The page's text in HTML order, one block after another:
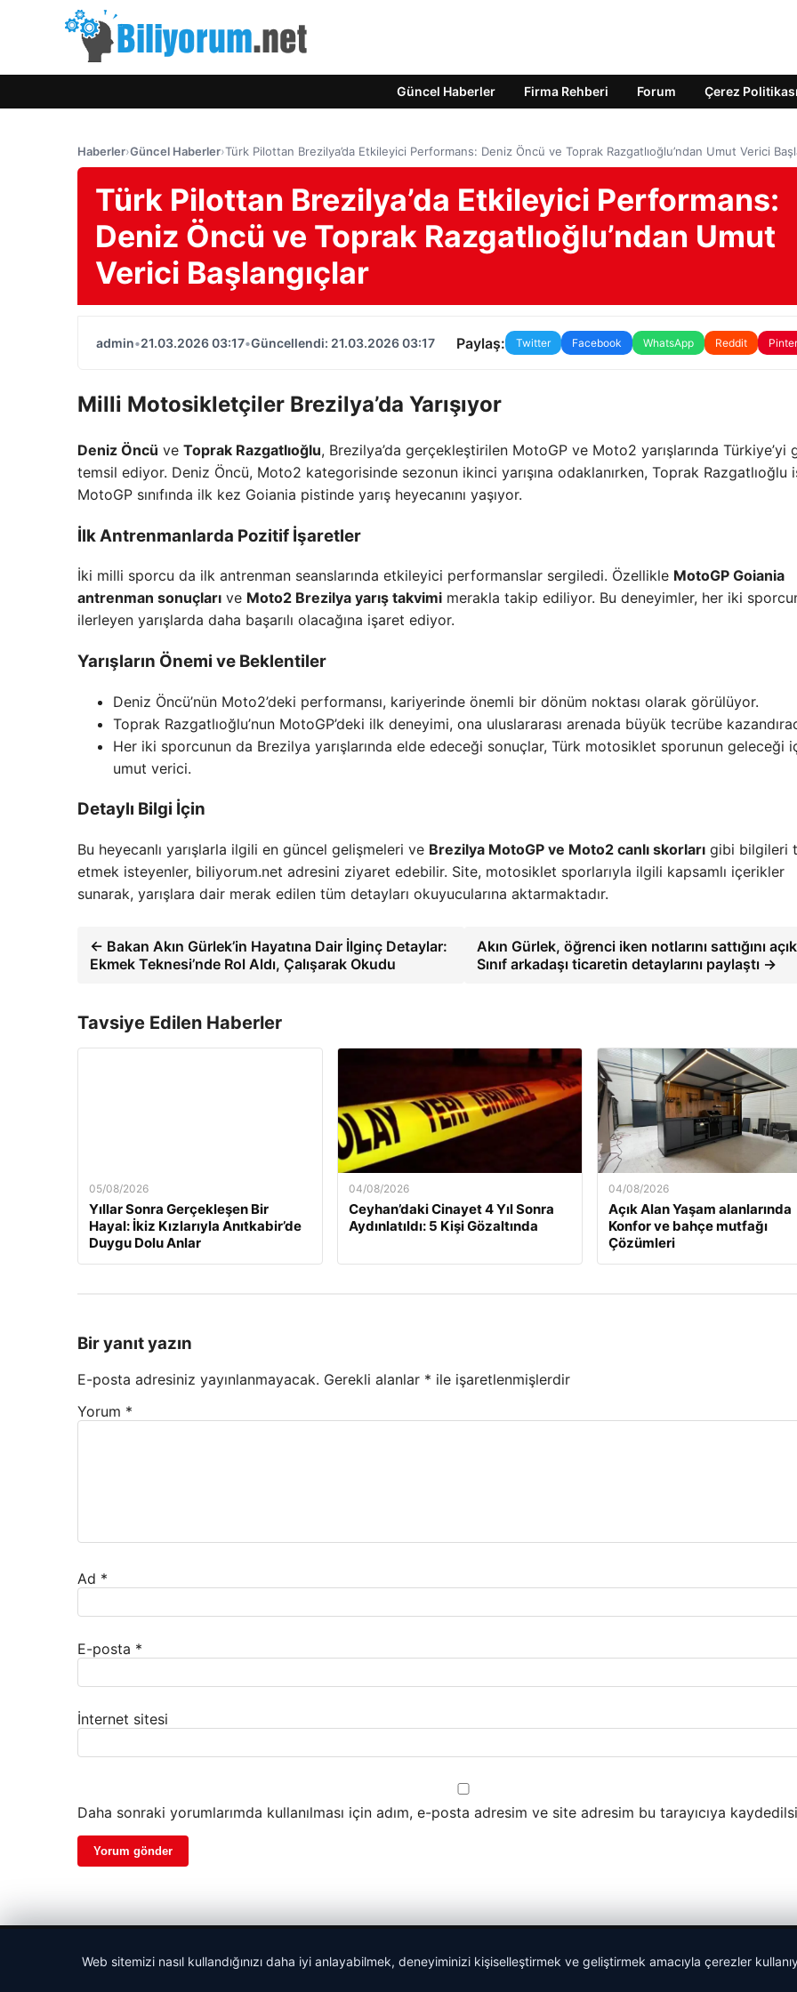
Güncel Haberler Firma Rehberi Forum Çerez Politikası
Haberler›Güncel Haberler›Türk Pilottan Brezilya’da Etkileyici Performans: Deniz Öncü ve Toprak Razgatlıoğlu’ndan Umut Verici
Türk Pilottan Brezilya’da Etkileyici Performans:
Deniz Öncü ve Toprak Razgatlıoğlu’ndan Umut
Verici Başlangıçlar
admin•21.03.2026 03:17•Güncellendi: 21.03.2026 03:17 Paylaş: Twitter Facebook WhatsApp Reddit
Milli Motosikletçiler Brezilya’da Yarışıyor
Deniz Öncü ve Toprak Razgatlıoğlu, Brezilya’da gerçekleştirilen MotoGP ve Moto2 yarışlarında Türkiye’yi
temsil ediyor. Deniz Öncü, Moto2 kategorisinde sezonun ikinci yarışına odaklanırken, Toprak Razgatlıoğlu
MotoGP sınıfında ilk kez Goiania pistinde yarış heyecanını yaşıyor.
İlk Antrenmanlarda Pozitif İşaretler
İki milli sporcu da ilk antrenman seanslarında etkileyici performanslar sergiledi. Özellikle MotoGP Goiania
antrenman sonuçları ve Moto2 Brezilya yarış takvimi merakla takip ediliyor. Bu deneyimler, her iki
ilerleyen yarışlarda daha başarılı olacağına işaret ediyor.
Yarışların Önemi ve Beklentiler
Deniz Öncü’nün Moto2’deki performansı, kariyerinde önemli bir dönüm noktası olarak görülüyor.
Toprak Razgatlıoğlu’nun MotoGP’deki ilk deneyimi, ona uluslararası arenada büyük tecrübe
Her iki sporcunun da Brezilya yarışlarında elde edeceği sonuçlar, Türk motosiklet sporunun geleceği
umut verici.
Detaylı Bilgi İçin
Bu heyecanlı yarışlarla ilgili en güncel gelişmeleri ve Brezilya MotoGP ve Moto2 canlı skorları gibi bilgileri
etmek isteyenler, biliyorum.net adresini ziyaret edebilir. Site, motosiklet sporlarıyla ilgili kapsamlı içerikler
sunarak, yarışlara dair merak edilen tüm detayları okuyucularına aktarmaktadır.
← Bakan Akın Gürlek’in Hayatına Dair İlginç Detaylar:
Ekmek Teknesi’nde Rol Aldı, Çalışarak Okudu
Akın Gürlek, öğrenci iken notlarını sattığını
Sınıf arkadaşı ticaretin detaylarını paylaştı →
Tavsiye Edilen Haberler
05/08/2026
Yıllar Sonra Gerçekleşen Bir
Hayal: İkiz Kızlarıyla Anıtkabir’de
Duygu Dolu Anlar
04/08/2026
Ceyhan’daki Cinayet 4 Yıl Sonra
Aydınlatıldı: 5 Kişi Gözaltında
04/08/2026
Açık Alan Yaşam alanlarında
Konfor ve bahçe mutfağı
Çözümleri
Bir yanıt yazın
E-posta adresiniz yayınlanmayacak. Gerekli alanlar * ile işaretlenmişlerdir
Yorum *
Ad *
E-posta *
İnternet sitesi
Daha sonraki yorumlarımda kullanılması için adım, e-posta adresim ve site adresim bu tarayıcıya
Web sitemizi nasıl kullandığınızı daha iyi anlayabilmek, deneyiminizi kişiselleştirmek ve geliştirmek amacıyla çerezler